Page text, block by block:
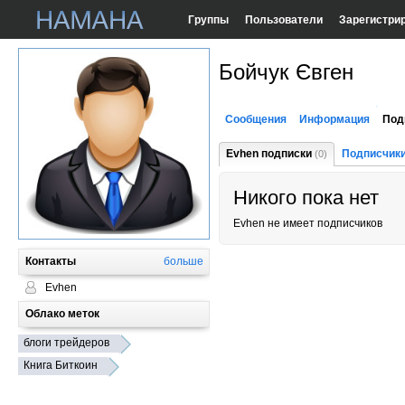
Группы Пользователи
Контакты больше
Evhen
Облако меток
блоги трейдеров
Книга Биткоин
Бойчук Євген
Сообщения Информация
Evhen подписки (0)
Никого пока нет
Evhen не имеет подписчиков